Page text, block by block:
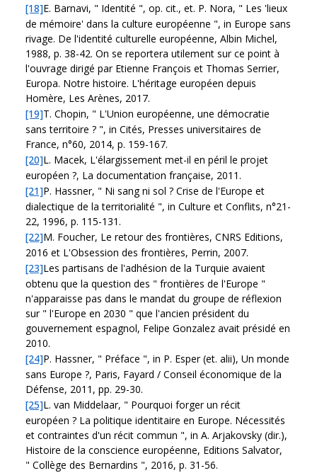
[18]E. Barnavi, " Identité ", op. cit., et. P. Nora, " Les 'lieux
de mémoire' dans la culture européenne ", in Europe sans
rivage. De l'identité culturelle européenne, Albin Michel,
1988, p. 38-42. On se reportera utilement sur ce point à
l'ouvrage dirigé par Etienne François et Thomas Serrier,
Europa. Notre histoire. L'héritage européen depuis
Homère, Les Arènes, 2017.
[19]T. Chopin, " L'Union européenne, une démocratie
sans territoire ? ", in Cités, Presses universitaires de
France, n°60, 2014, p. 159-167.
[20]L. Macek, L'élargissement met-il en péril le projet
européen ?, La documentation française, 2011.
[21]P. Hassner, " Ni sang ni sol ? Crise de l'Europe et
dialectique de la territorialité ", in Culture et Conflits, n°21-
22, 1996, p. 115-131.
[22]M. Foucher, Le retour des frontières, CNRS Editions,
2016 et L'Obsession des frontières, Perrin, 2007.
[23]Les partisans de l'adhésion de la Turquie avaient
obtenu que la question des " frontières de l'Europe "
n'apparaisse pas dans le mandat du groupe de réflexion
sur " l'Europe en 2030 " que l'ancien président du
gouvernement espagnol, Felipe Gonzalez avait présidé en
2010.
[24]P. Hassner, " Préface ", in P. Esper (et. alii), Un monde
sans Europe ?, Paris, Fayard / Conseil économique de la
Défense, 2011, pp. 29-30.
[25]L. van Middelaar, " Pourquoi forger un récit
européen ? La politique identitaire en Europe. Nécessités
et contraintes d'un récit commun ", in A. Arjakovsky (dir.),
Histoire de la conscience européenne, Editions Salvator,
" Collège des Bernardins ", 2016, p. 31-56.